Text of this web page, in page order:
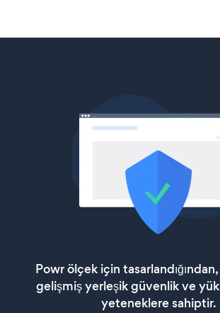
Powr ölçek için
gelişmiş yerleşik güvenlik ve
yeteneklere sahiptir.